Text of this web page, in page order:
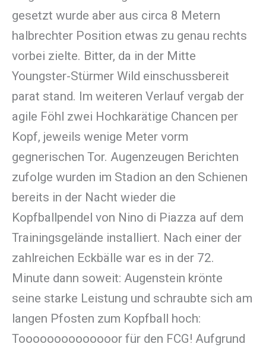
gesetzt wurde aber aus circa 8 Metern
halbrechter Position etwas zu genau rechts
vorbei zielte. Bitter, da in der Mitte
Youngster-Stürmer Wild einschussbereit
parat stand. Im weiteren Verlauf vergab der
agile Föhl zwei Hochkarätige Chancen per
Kopf, jeweils wenige Meter vorm
gegnerischen Tor. Augenzeugen Berichten
zufolge wurden im Stadion an den Schienen
bereits in der Nacht wieder die
Kopfballpendel von Nino di Piazza auf dem
Trainingsgelände installiert. Nach einer der
zahlreichen Eckbälle war es in der 72.
Minute dann soweit: Augenstein krönte
seine starke Leistung und schraubte sich am
langen Pfosten zum Kopfball hoch:
Toooooooooooooor für den FCG! Aufgrund